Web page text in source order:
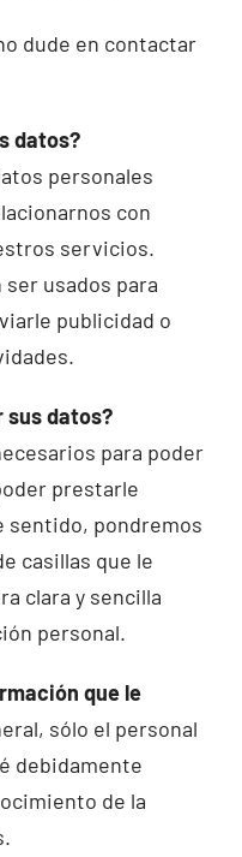
dude en contactar
datos?
personales
con
servicios.
usados para
publicidad o
sus datos?
para poder
prestarle
sentido, pondremos
casillas que le
clara y sencilla
personal.
que le
sólo el personal
debidamente
de la